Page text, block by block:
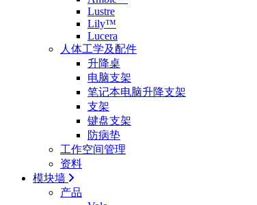
Lustre
Lily™
Lucera
人体工学及配件
升降桌
电脑支架
笔记本电脑升降支架
支架
键盘支架
防病垫
工作空间管理
资料
模块墙
产品